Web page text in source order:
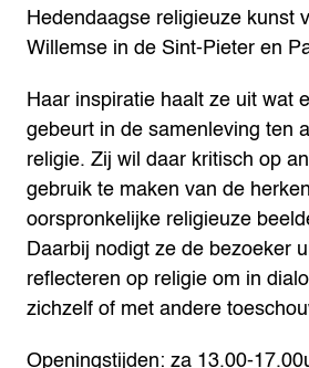
Hedendaagse religieuze kunst
Willemse in de Sint-Pieter en
Haar inspiratie haalt ze uit wat
gebeurt in de samenleving ten
religie. Zij wil daar kritisch op
gebruik te maken van de
oorspronkelijke religieuze
Daarbij nodigt ze de bezoeker
reflecteren op religie om in
zichzelf of met andere
Openingstijden: za 13.00-